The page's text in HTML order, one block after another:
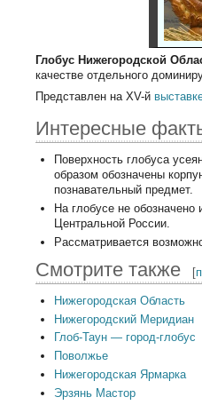
Глобус Нижегородской
качестве отдельного
Представлен на XV-й
Интересные
Поверхность глобуса
образом обозначены
познавательный предмет.
На глобусе не
Центральной России.
Рассматривается
Смотрите также [
Нижегородская Область
Нижегородский Меридиан
Глоб-Таун — город-глобус
Поволжье
Нижегородская Ярмарка
Эрзянь Мастор